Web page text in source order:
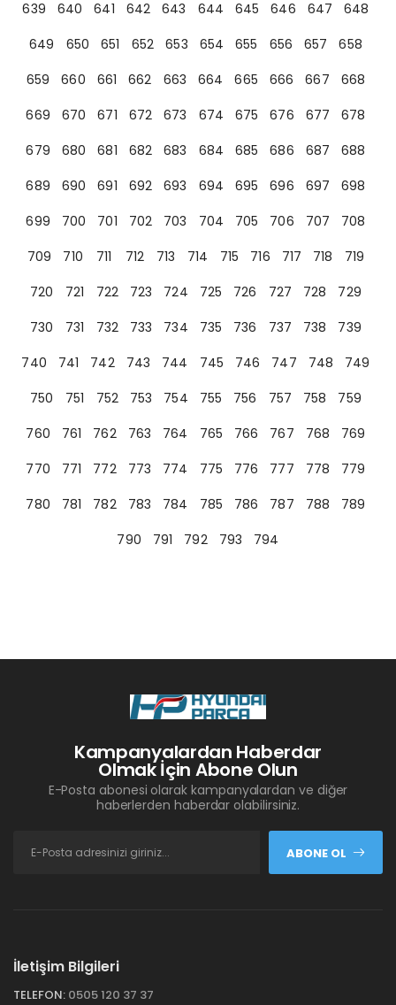
639 640 641 642 643 644 645 646 647
648
649
650 651 652 653 654 655 656 657
658
659
660 661 662 663 664 665 666 667
668
669
670 671 672 673 674 675 676 677
678
679
680 681 682 683 684 685 686 687
688
689
690 691 692 693 694 695 696 697
698
699
700 701 702 703 704 705 706 707
708
709
710 711 712 713 714 715 716 717 718
719
720
721 722 723 724 725 726 727 728
729
730
731 732 733 734 735 736 737 738
739
740
741 742 743 744 745 746 747 748
749
750
751 752 753 754 755 756 757 758
759
760
761 762 763 764 765 766 767 768
769
770
771 772 773 774 775 776 777 778
779
780
781 782 783 784 785 786 787 788
789
790
791 792 793 794
Kampanyalardan Haberdar
Olmak İçin Abone Olun
E-Posta abonesi olarak kampanyalardan ve diğer
haberlerden haberdar olabilirsiniz.
ABONE OL
İletişim Bilgileri
TELEFON: 0505 120 37 37